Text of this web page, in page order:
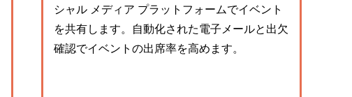
シャル メディア プラットフォームでイベント
を共有します。自動化された電子メールと出欠
確認でイベントの出席率を高めます。